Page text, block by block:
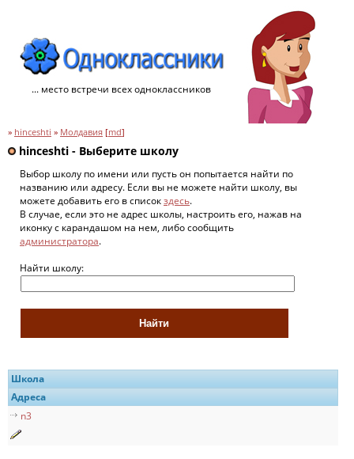
... место встречи всех одноклассников
» hinceshti » Молдавия [md]
hinceshti - Выберите школу
Выбор школу по имени или пусть он попытается найти по
названию или адресу. Если вы не можете найти школу, вы
можете добавить его в списокздесь.
В случае, если это не адрес школы, настроить его, нажав на
иконку с карандашом на нем, либо сообщить
администратора.
Найти школу:
Школа
Адреса
n3